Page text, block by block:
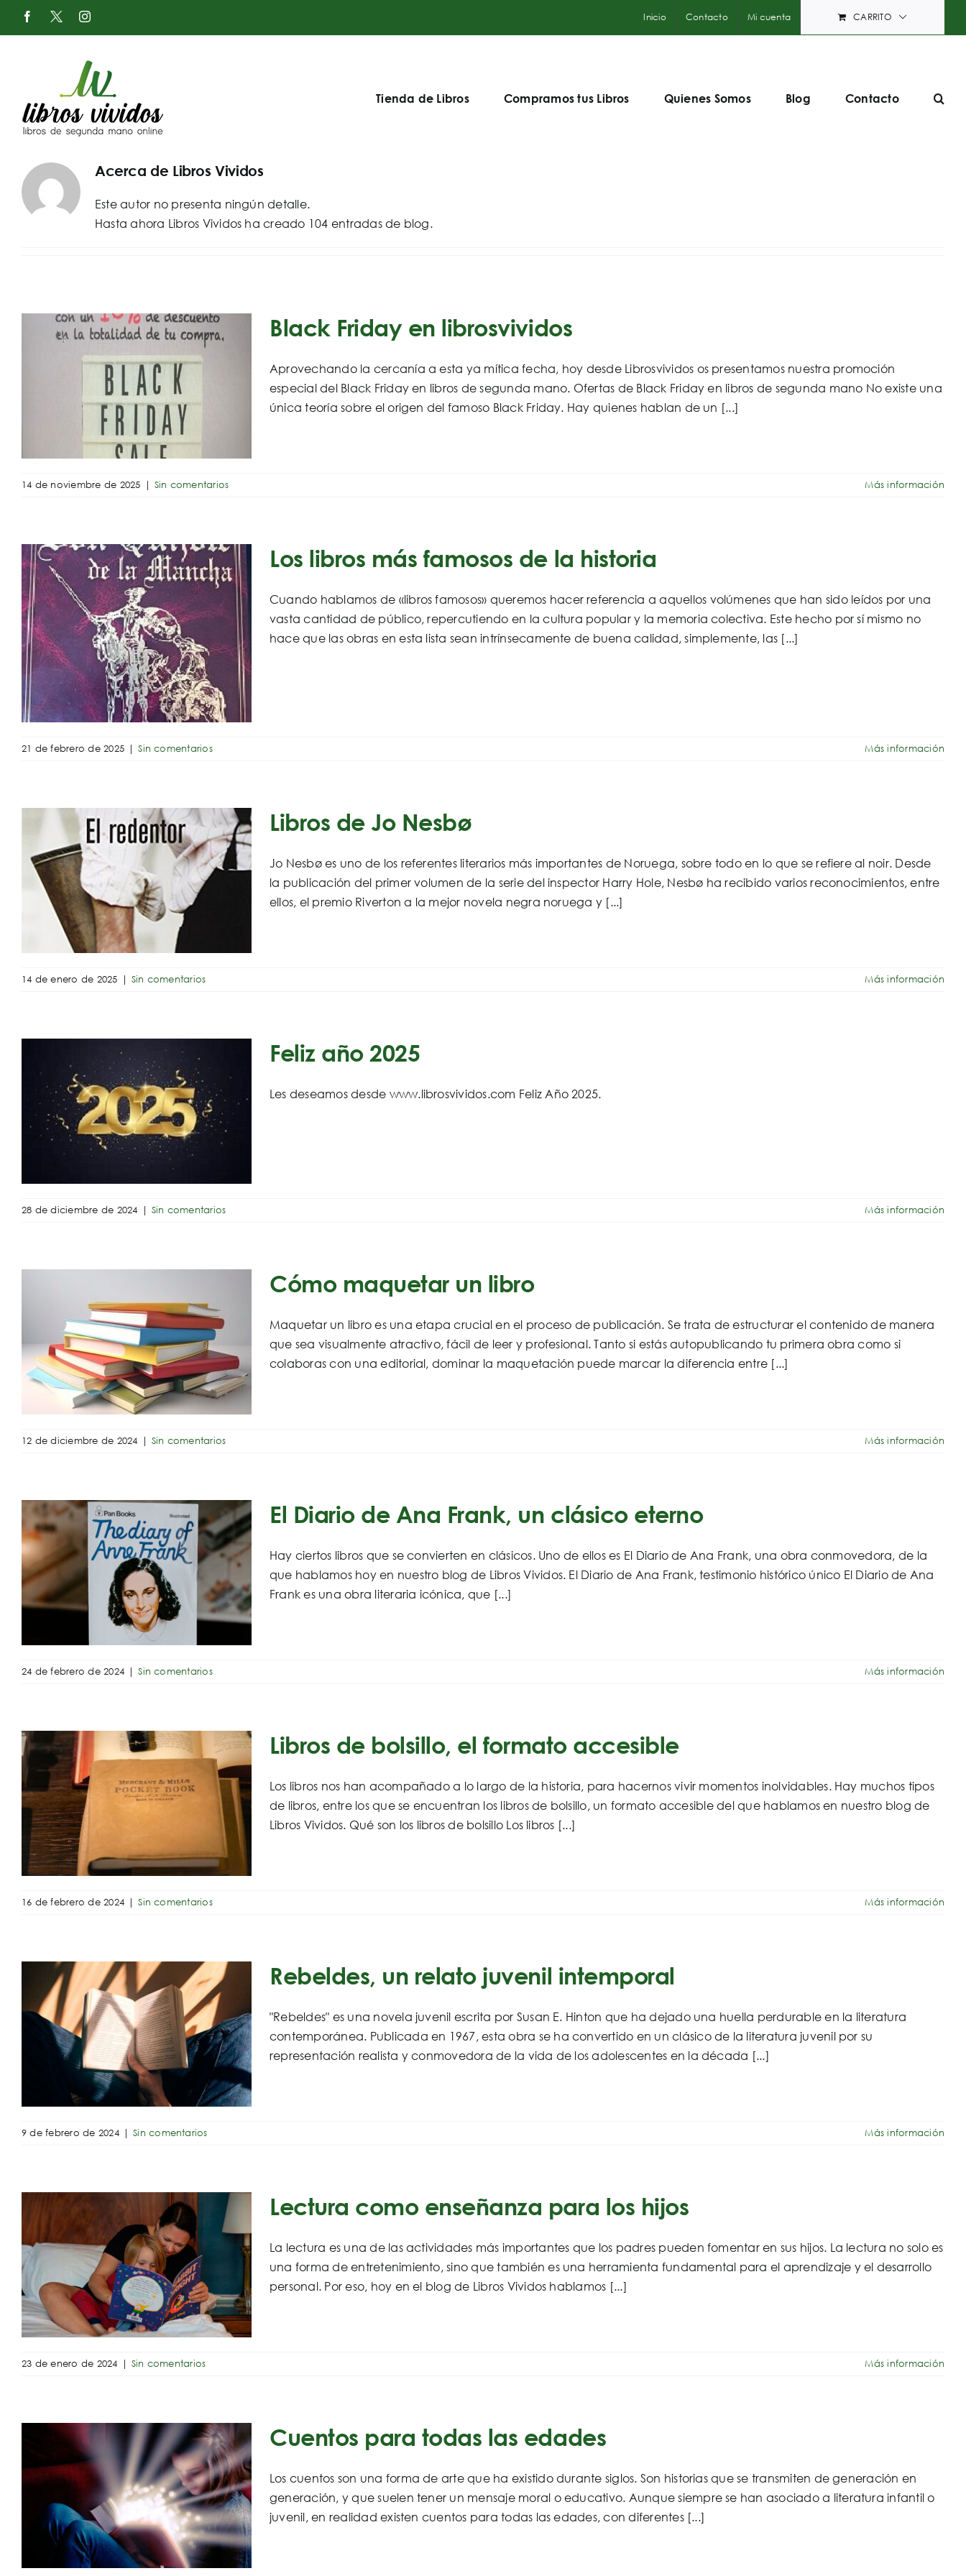
Saltar
Facebook
X
Twitter
Instagram Inicio Contacto Mi cuenta CARRITO
Tienda de Libros Compramos tus Libros Quienes Somos Blog Contacto
Acerca de Libros Vividos
Este autor no presenta ningún detalle.
Hasta ahora Libros Vividos ha creado 104 entradas de blog.
Black Friday en librosvividos
Aprovechando la cercanía a esta ya mítica fecha, hoy desde Librosvividos os presentamos nuestra promoción
especial del Black Friday en libros de segunda mano. Ofertas de Black Friday en libros de segunda mano No existe una
única teoría sobre el origen del famoso Black Friday. Hay quienes hablan de un [...]
14 de noviembre de 2025 | Sin comentarios Más información
Los libros más famosos de la historia
Cuando hablamos de «libros famosos» queremos hacer referencia a aquellos volúmenes que han sido leídos por una
vasta cantidad de público, repercutiendo en la cultura popular y la memoria colectiva. Este hecho por sí mismo no
hace que las obras en esta lista sean intrínsecamente de buena calidad, simplemente, las [...]
21 de febrero de 2025 | Sin comentarios Más información
Libros de Jo Nesbø
Jo Nesbø es uno de los referentes literarios más importantes de Noruega, sobre todo en lo que se refiere al noir. Desde
la publicación del primer volumen de la serie del inspector Harry Hole, Nesbø ha recibido varios reconocimientos, entre
ellos, el premio Riverton a la mejor novela negra noruega y [...]
14 de enero de 2025 | Sin comentarios Más información
Feliz año 2025
Les deseamos desde www.librosvividos.com Feliz Año 2025.
28 de diciembre de 2024 | Sin comentarios Más información
Cómo maquetar un libro
Maquetar un libro es una etapa crucial en el proceso de publicación. Se trata de estructurar el contenido de manera
que sea visualmente atractivo, fácil de leer y profesional. Tanto si estás autopublicando tu primera obra como si
colaboras con una editorial, dominar la maquetación puede marcar la diferencia entre [...]
12 de diciembre de 2024 | Sin comentarios Más información
El Diario de Ana Frank, un clásico eterno
Hay ciertos libros que se convierten en clásicos. Uno de ellos es El Diario de Ana Frank, una obra conmovedora, de la
que hablamos hoy en nuestro blog de Libros Vividos. El Diario de Ana Frank, testimonio histórico único El Diario de Ana
Frank es una obra literaria icónica, que [...]
24 de febrero de 2024 | Sin comentarios Más información
Libros de bolsillo, el formato accesible
Los libros nos han acompañado a lo largo de la historia, para hacernos vivir momentos inolvidables. Hay muchos tipos
de libros, entre los que se encuentran los libros de bolsillo, un formato accesible del que hablamos en nuestro blog de
Libros Vividos. Qué son los libros de bolsillo Los libros [...]
16 de febrero de 2024 | Sin comentarios Más información
Rebeldes, un relato juvenil intemporal
"Rebeldes" es una novela juvenil escrita por Susan E. Hinton que ha dejado una huella perdurable en la literatura
contemporánea. Publicada en 1967, esta obra se ha convertido en un clásico de la literatura juvenil por su
representación realista y conmovedora de la vida de los adolescentes en la década [...]
9 de febrero de 2024 | Sin comentarios Más información
Lectura como enseñanza para los hijos
La lectura es una de las actividades más importantes que los padres pueden fomentar en sus hijos. La lectura no solo es
una forma de entretenimiento, sino que también es una herramienta fundamental para el aprendizaje y el desarrollo
personal. Por eso, hoy en el blog de Libros Vividos hablamos [...]
23 de enero de 2024 | Sin comentarios Más información
Cuentos para todas las edades
Los cuentos son una forma de arte que ha existido durante siglos. Son historias que se transmiten de generación en
generación, y que suelen tener un mensaje moral o educativo. Aunque siempre se han asociado a literatura infantil o
juvenil, en realidad existen cuentos para todas las edades, con diferentes [...]